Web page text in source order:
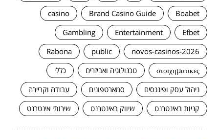
Boabet
Brand Casino Guide
casino
Efbet
Entertainment
Gambling
novos-casinos-2026
public
Rabona
στοιχηματικες
טכנולוגיה ואביזרים
כללי
ניהול עסק ופיננסים
סמארטפונים
עבודה וקריירה
קניות באינטרנט
שיווק באינטרנט שירותי אינטרנט